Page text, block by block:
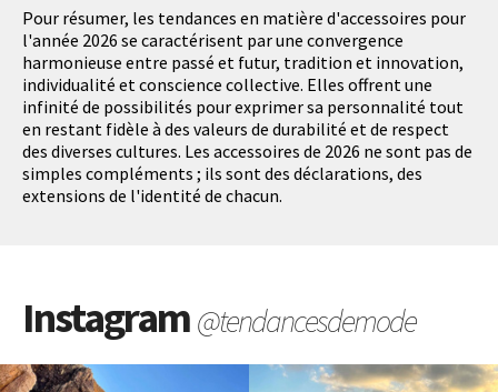
Pour résumer, les tendances en matière d'accessoires pour
l'année 2026 se caractérisent par une convergence
harmonieuse entre passé et futur, tradition et innovation,
individualité et conscience collective. Elles offrent une
infinité de possibilités pour exprimer sa personnalité tout
en restant fidèle à des valeurs de durabilité et de respect
des diverses cultures. Les accessoires de 2026 ne sont pas de
simples compléments ; ils sont des déclarations, des
extensions de l'identité de chacun.
Instagram@tendancesdemode